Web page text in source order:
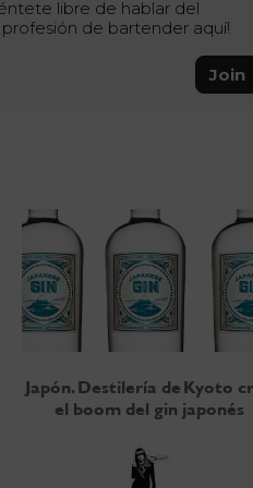
libre de hablar del
de bartender aquí!
Join
Japón. Destilería de Kyoto
el boom del gin japonés